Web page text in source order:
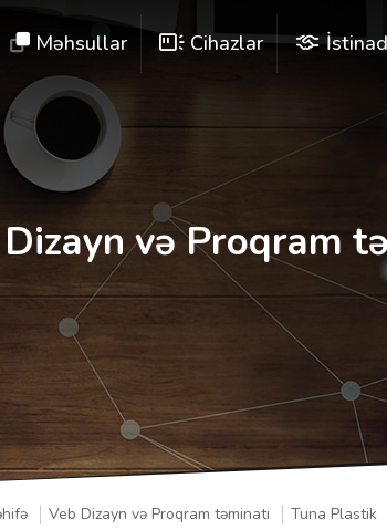
Məhsullar Cihazlar
və Proqram
Veb Dizayn və Proqram təminatı Tuna Plastik